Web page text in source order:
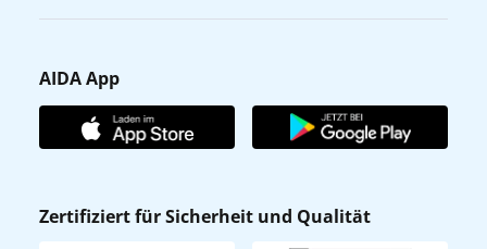
Karriere
Affiliateprogramm
Verhaltens- & Ethikkodex
Gästefragebogen
AIDA Club
AIDA App
Zertifiziert für Sicherheit und Qualität